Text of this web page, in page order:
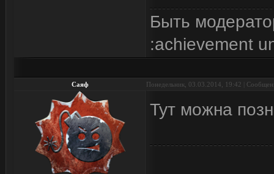
Быть
:achievement
Саяф Понедельник, 03.03.2014, 19:42 |
Тут можна